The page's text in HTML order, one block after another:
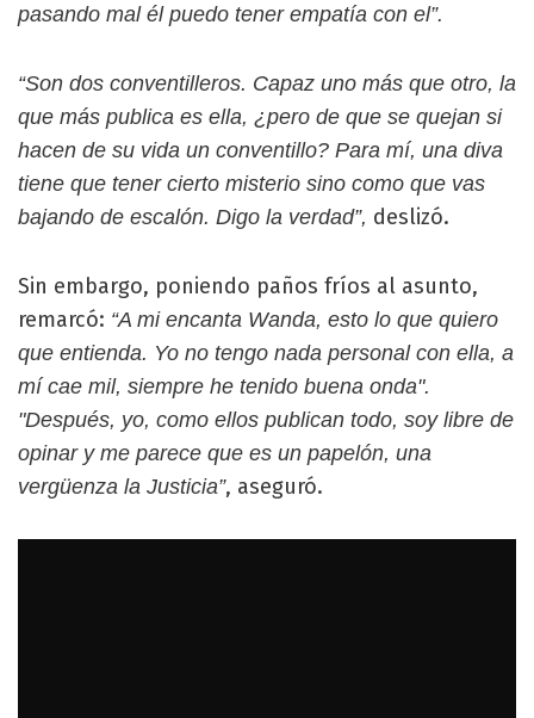
pasando mal él puedo tener empatía con el”.
“Son dos conventilleros. Capaz uno más que otro, la
que más publica es ella, ¿pero de que se quejan si
hacen de su vida un conventillo? Para mí, una diva
tiene que tener cierto misterio sino como que vas
bajando de escalón. Digo la verdad”, deslizó.
Sin embargo, poniendo paños fríos al asunto,
remarcó: “A mi encanta Wanda, esto lo que quiero
que entienda. Yo no tengo nada personal con ella, a
mí cae mil, siempre he tenido buena onda".
"Después, yo, como ellos publican todo, soy libre de
opinar y me parece que es un papelón, una
vergüenza la Justicia”, aseguró.